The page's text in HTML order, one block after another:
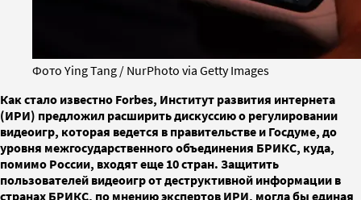
Фото Ying Tang / NurPhoto via Getty Images
Как стало известно Forbes, Институт развития интернета
(ИРИ) предложил расширить дискуссию о регулировании
видеоигр, которая ведется в правительстве и Госдуме, до
уровня межгосударственного объединения БРИКС, куда,
помимо России, входят еще 10 стран. Защитить
пользователей видеоигр от деструктивной информации в
странах БРИКС, по мнению экспертов ИРИ, могла бы единая